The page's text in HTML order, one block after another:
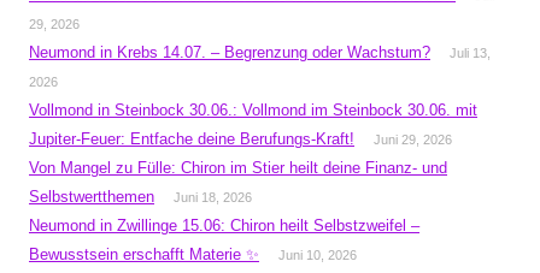
29, 2026
Neumond in Krebs 14.07. – Begrenzung oder Wachstum?
Juli 13,
2026
Vollmond in Steinbock 30.06.: Vollmond im Steinbock 30.06. mit
Jupiter-Feuer: Entfache deine Berufungs-Kraft!
Juni 29, 2026
Von Mangel zu Fülle: Chiron im Stier heilt deine Finanz- und
Selbstwertthemen
Juni 18, 2026
Neumond in Zwillinge 15.06: Chiron heilt Selbstzweifel –
Bewusstsein erschafft Materie ✨
Juni 10, 2026